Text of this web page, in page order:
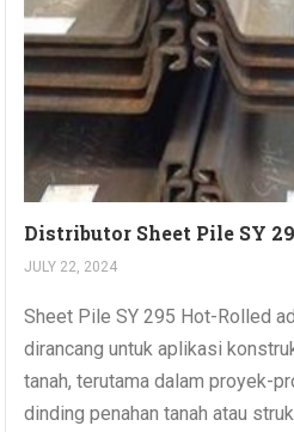
Distributor Sheet Pile SY
JULY 22, 2024
Sheet Pile SY 295 Hot-Rolled
dirancang untuk aplikasi
tanah, terutama dalam proyek-
dinding penahan tanah atau